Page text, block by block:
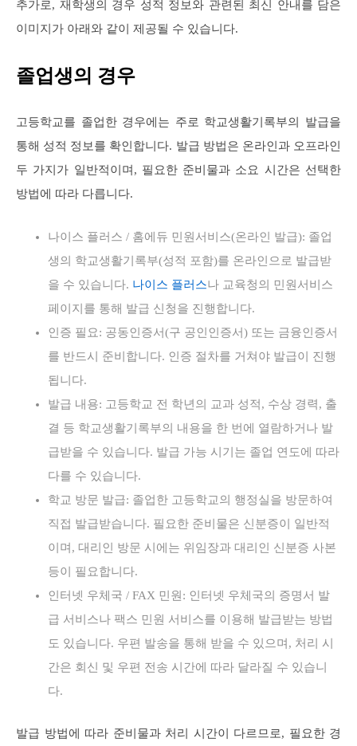
추가로, 재학생의 경우 성적 정보와 관련된 최신 안내를 담은
이미지가 아래와 같이 제공될 수 있습니다.
졸업생의 경우
고등학교를 졸업한 경우에는 주로 학교생활기록부의 발급을
통해 성적 정보를 확인합니다. 발급 방법은 온라인과 오프라인
두 가지가 일반적이며, 필요한 준비물과 소요 시간은 선택한
방법에 따라 다릅니다.
나이스 플러스 / 홈에듀 민원서비스(온라인 발급): 졸업
생의 학교생활기록부(성적 포함)를 온라인으로 발급받
을 수 있습니다. 나이스 플러스나 교육청의 민원서비스
페이지를 통해 발급 신청을 진행합니다.
인증 필요: 공동인증서(구 공인인증서) 또는 금융인증서
를 반드시 준비합니다. 인증 절차를 거쳐야 발급이 진행
됩니다.
발급 내용: 고등학교 전 학년의 교과 성적, 수상 경력, 출
결 등 학교생활기록부의 내용을 한 번에 열람하거나 발
급받을 수 있습니다. 발급 가능 시기는 졸업 연도에 따라
다를 수 있습니다.
학교 방문 발급: 졸업한 고등학교의 행정실을 방문하여
직접 발급받습니다. 필요한 준비물은 신분증이 일반적
이며, 대리인 방문 시에는 위임장과 대리인 신분증 사본
등이 필요합니다.
인터넷 우체국 / FAX 민원: 인터넷 우체국의 증명서 발
급 서비스나 팩스 민원 서비스를 이용해 발급받는 방법
도 있습니다. 우편 발송을 통해 받을 수 있으며, 처리 시
간은 회신 및 우편 전송 시간에 따라 달라질 수 있습니
다.
발급 방법에 따라 준비물과 처리 시간이 다르므로, 필요한 경